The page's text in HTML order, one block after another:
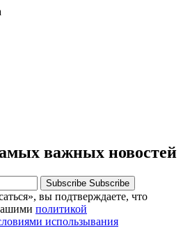
важных новостей
Subscribe Subscribe
вы подтверждаете, что
политикой
использывания